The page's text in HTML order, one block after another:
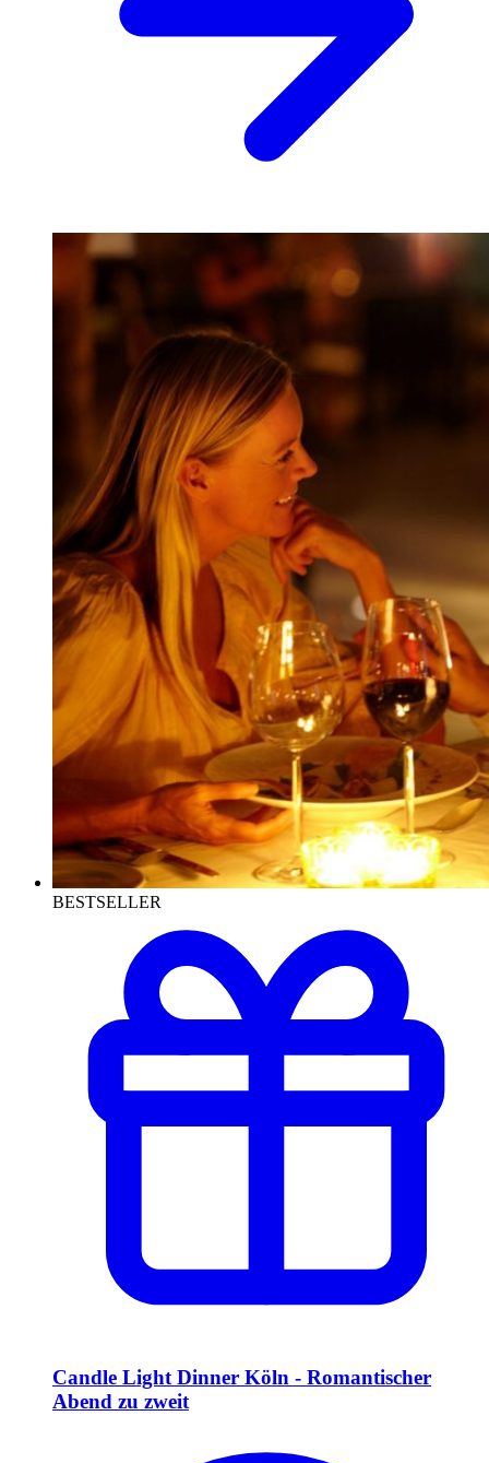
BESTSELLER
Candle Light Dinner Köln - Romantischer
Abend zu zweit